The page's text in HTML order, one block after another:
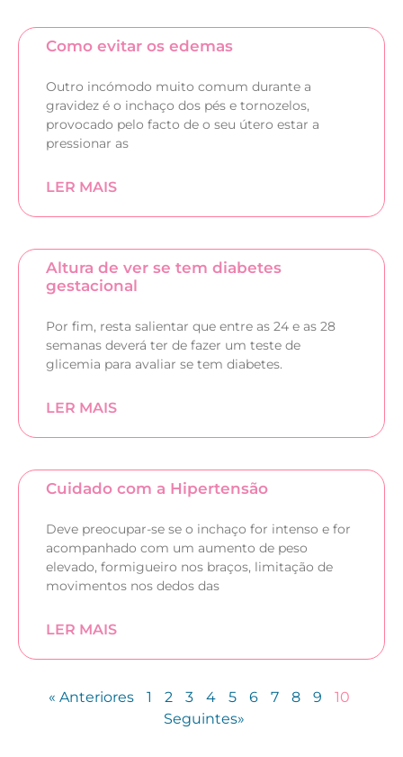
Como evitar os edemas
Outro incómodo muito comum durante a
gravidez é o inchaço dos pés e tornozelos,
provocado pelo facto de o seu útero estar a
pressionar as
LER MAIS
Altura de ver se tem diabetes
gestacional
Por fim, resta salientar que entre as 24 e as 28
semanas deverá ter de fazer um teste de
glicemia para avaliar se tem diabetes.
LER MAIS
Cuidado com a Hipertensão
Deve preocupar-se se o inchaço for intenso e for
acompanhado com um aumento de peso
elevado, formigueiro nos braços, limitação de
movimentos nos dedos das
LER MAIS
« Anteriores 1 2 3 4 5 6 7 8 9
10
Seguintes»